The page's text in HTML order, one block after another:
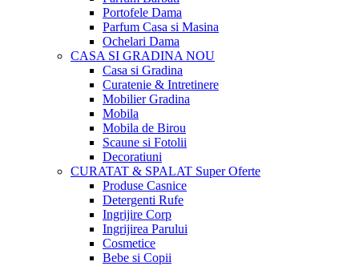
Portofele Dama
Parfum Casa si Masina
Ochelari Dama
CASA SI GRADINANOU
Casa si Gradina
Curatenie & Intretinere
Mobilier Gradina
Mobila
Mobila de Birou
Scaune si Fotolii
Decoratiuni
CURATAT & SPALAT Super Oferte
Produse Casnice
Detergenti Rufe
Ingrijire Corp
Ingrijirea Parului
Cosmetice
Bebe si Copii